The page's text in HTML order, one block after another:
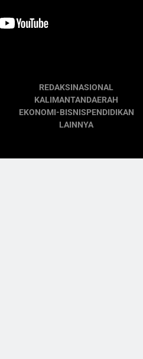
REDAKSINASIONAL
KALIMANTANDAERAH
EKONOMI-BISNISPENDIDIKAN
LAINNYA